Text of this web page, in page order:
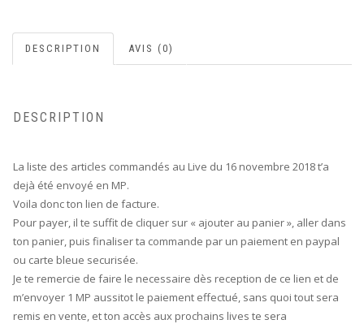
DESCRIPTION AVIS (0)
DESCRIPTION
La liste des articles commandés au Live du 16 novembre 2018 t’a
dejà été envoyé en MP.
Voila donc ton lien de facture.
Pour payer, il te suffit de cliquer sur « ajouter au panier », aller dans
ton panier, puis finaliser ta commande par un paiement en paypal
ou carte bleue securisée.
Je te remercie de faire le necessaire dès reception de ce lien et de
m’envoyer 1 MP aussitot le paiement effectué, sans quoi tout sera
remis en vente, et ton accès aux prochains lives te sera